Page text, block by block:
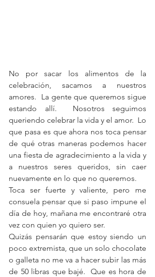
No por sacar los alimentos de la
celebración, sacamos a nuestros
amores.  La gente que queremos sigue
estando allí.  Nosotros seguimos
queriendo celebrar la vida y el amor.  Lo
que pasa es que ahora nos toca pensar
de qué otras maneras podemos hacer
una fiesta de agradecimiento a la vida y
a nuestros seres queridos, sin caer
nuevamente en lo que no queremos.
Toca ser fuerte y valiente, pero me
consuela pensar que si paso impune el
día de hoy, mañana me encontraré otra
vez con quien yo quiero ser.
Quizás pensarán que estoy siendo un
poco extremista, que un solo chocolate
o galleta no me va a hacer subir las más
de 50 libras que bajé.  Que es hora de